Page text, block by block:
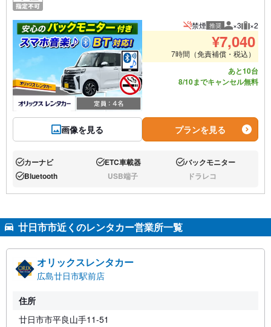
画像を見る
禁煙 推奨 推奨人数
×3 推奨
×2
¥7,040
7時間（免責補償・税込）
あと10台
8/10までキャンセル無料
プランを見る
あり:カーナビ あり:ETC車載器 あり:バックモニター
あり:Bluetooth なし:USB端子 なし:ドラレコ
廿日市市近くのレンタカー営業所一覧
オリックスレンタカー
広島廿日市駅前店
住所
廿日市市平良山手11-51